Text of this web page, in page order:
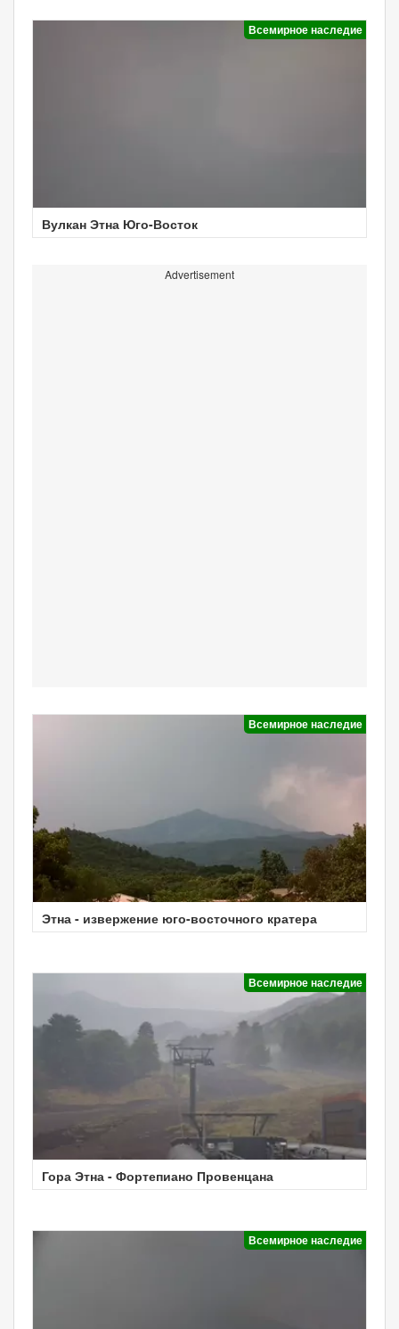
Всемирное наследие
Вулкан Этна Юго-Восток
Advertisement
Всемирное наследие
Этна - извержение юго-восточного кратера
Всемирное наследие
Гора Этна - Фортепиано Провенцана
Всемирное наследие